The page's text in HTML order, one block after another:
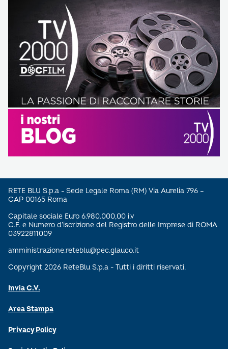
RETE BLU S.p.a - Sede Legale Roma (RM) Via Aurelia 796 –
CAP 00165 Roma
Capitale sociale Euro 6.980.000,00 i.v
C.F. e Numero d’iscrizione del Registro delle Imprese di ROMA
03922811009
amministrazione.reteblu@pec.glauco.it
Copyright 2026 ReteBlu S.p.a - Tutti i diritti riservati.
Invia C.V.
Area Stampa
Privacy Policy